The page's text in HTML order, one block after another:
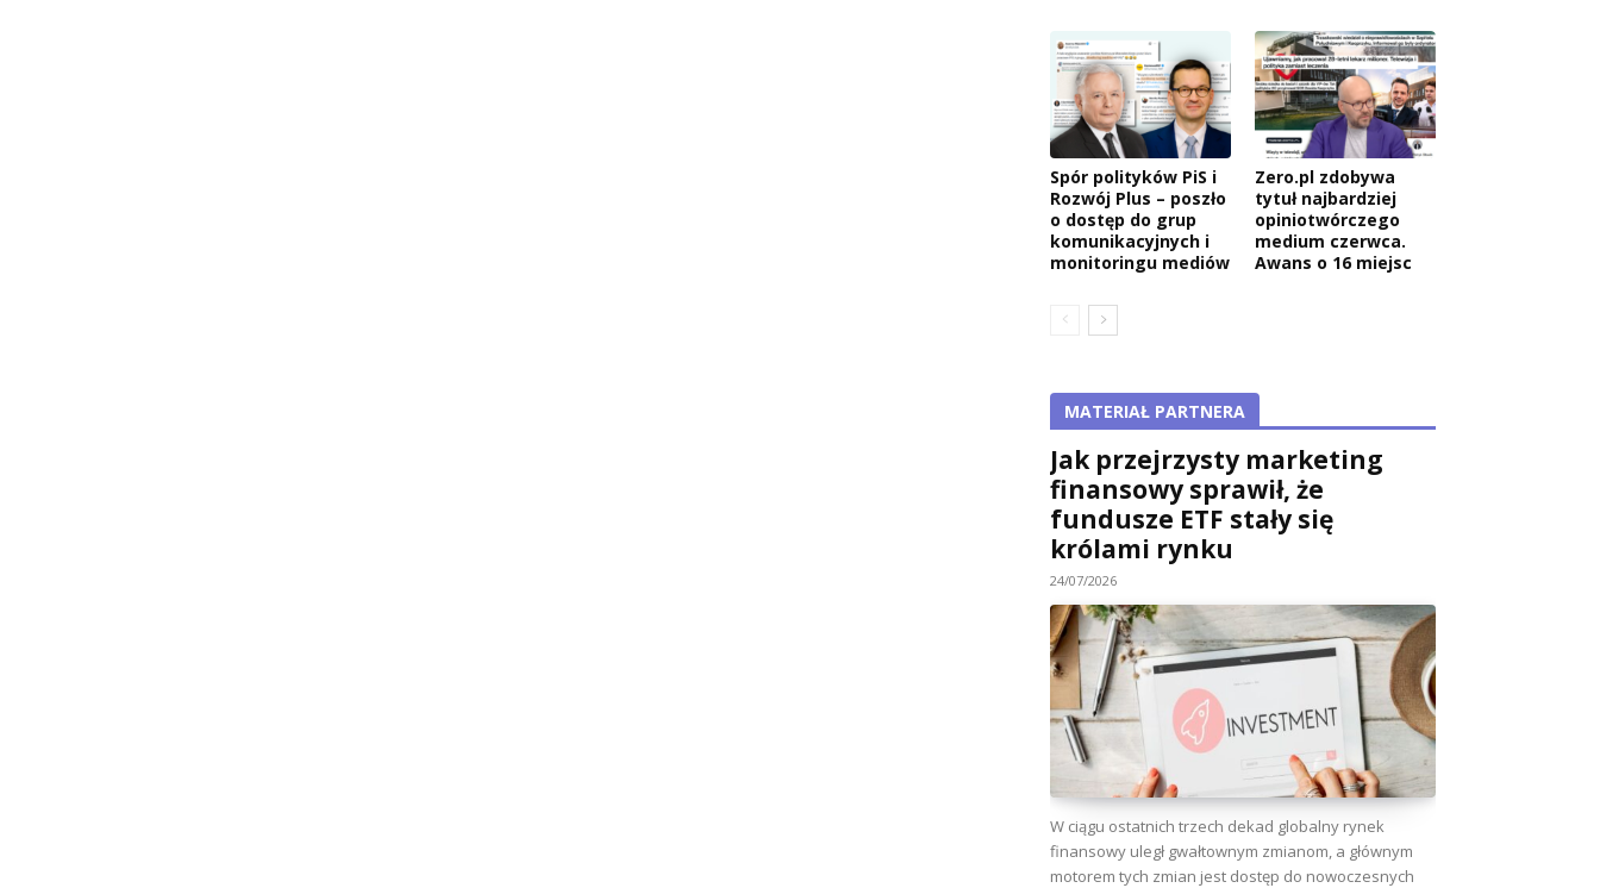
Spór polityków PiS i
Rozwój Plus – poszło
o dostęp do grup
komunikacyjnych i
monitoringu mediów
Zero.pl zdobywa
tytuł najbardziej
opiniotwórczego
medium czerwca.
Awans o 16 miejsc
MATERIAŁ PARTNERA
Jak przejrzysty marketing
finansowy sprawił, że
fundusze ETF stały się
królami rynku
24/07/2026
W ciągu ostatnich trzech dekad globalny rynek
finansowy uległ gwałtownym zmianom, a głównym
motorem tych zmian jest dostęp do nowoczesnych